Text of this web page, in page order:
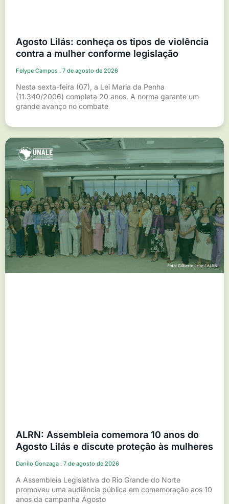
Agosto Lilás: conheça os tipos de violência
contra a mulher conforme legislação
Felype Campos 7 de agosto de 2026
Nesta sexta-feira (07), a Lei Maria da Penha
(11.340/2006) completa 20 anos. A norma garante um
grande avanço no combate
ALRN: Assembleia comemora 10 anos do
Agosto Lilás e discute proteção às mulheres
Danilo Gonzaga 7 de agosto de 2026
A Assembleia Legislativa do Rio Grande do Norte
promoveu uma audiência pública em comemoração aos 10
anos da campanha Agosto